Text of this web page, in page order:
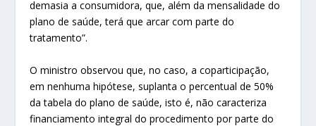
demasia a consumidora, que, além da mensalidade do
plano de saúde, terá que arcar com parte do
tratamento”.
O ministro observou que, no caso, a coparticipação,
em nenhuma hipótese, suplanta o percentual de 50%
da tabela do plano de saúde, isto é, não caracteriza
financiamento integral do procedimento por parte do